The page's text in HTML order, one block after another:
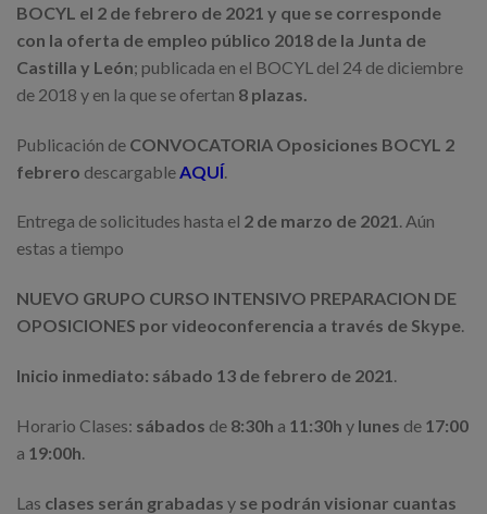
BOCYL el 2 de febrero de 2021 y que se corresponde
con la oferta de empleo público 2018 de la Junta de
Castilla y León; publicada en el BOCYL del 24 de diciembre
de 2018 y en la que se ofertan 8 plazas.
Publicación de CONVOCATORIA Oposiciones BOCYL 2
febrero descargable AQUÍ.
Entrega de solicitudes hasta el 2 de marzo de 2021. Aún
estas a tiempo
NUEVO GRUPO CURSO INTENSIVO PREPARACION DE
OPOSICIONES por videoconferencia a través de Skype.
Inicio inmediato: sábado 13 de febrero de 2021.
Horario Clases: sábados de 8:30h a 11:30h y lunes de 17:00
a 19:00h
Las clases serán grabadas y se podrán visionar cuantas